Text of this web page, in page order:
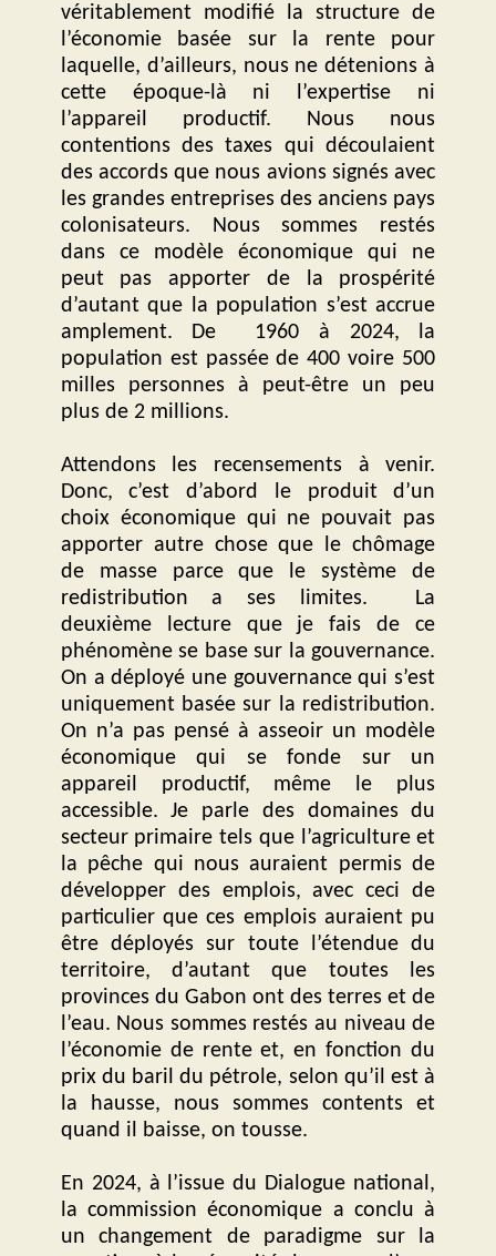
véritablement modifié la structure de
l’économie basée sur la rente pour
laquelle, d’ailleurs, nous ne détenions à
cette époque-là ni l’expertise ni
l’appareil productif. Nous nous
contentions des taxes qui découlaient
des accords que nous avions signés avec
les grandes entreprises des anciens pays
colonisateurs. Nous sommes restés
dans ce modèle économique qui ne
peut pas apporter de la prospérité
d’autant que la population s’est accrue
amplement. De 1960 à 2024, la
population est passée de 400 voire 500
milles personnes à peut-être un peu
plus de 2 millions.
Attendons les recensements à venir.
Donc, c’est d’abord le produit d’un
choix économique qui ne pouvait pas
apporter autre chose que le chômage
de masse parce que le système de
redistribution a ses limites. La
deuxième lecture que je fais de ce
phénomène se base sur la gouvernance.
On a déployé une gouvernance qui s’est
uniquement basée sur la redistribution.
On n’a pas pensé à asseoir un modèle
économique qui se fonde sur un
appareil productif, même le plus
accessible. Je parle des domaines du
secteur primaire tels que l’agriculture et
la pêche qui nous auraient permis de
développer des emplois, avec ceci de
particulier que ces emplois auraient pu
être déployés sur toute l’étendue du
territoire, d’autant que toutes les
provinces du Gabon ont des terres et de
l’eau. Nous sommes restés au niveau de
l’économie de rente et, en fonction du
prix du baril du pétrole, selon qu’il est à
la hausse, nous sommes contents et
quand il baisse, on tousse.
En 2024, à l’issue du Dialogue national,
la commission économique a conclu à
un changement de paradigme sur la